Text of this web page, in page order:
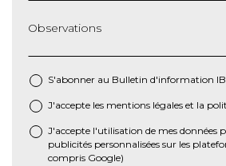
Observations
S'abonner au Bulletin d'information IB
* J'accepte les mentions légales et la
J'accepte l'utilisation de mes données
publicités personnalisées sur les
compris Google)